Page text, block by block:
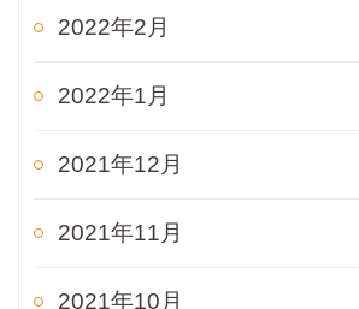
2022年2月
2022年1月
2021年12月
2021年11月
2021年10月